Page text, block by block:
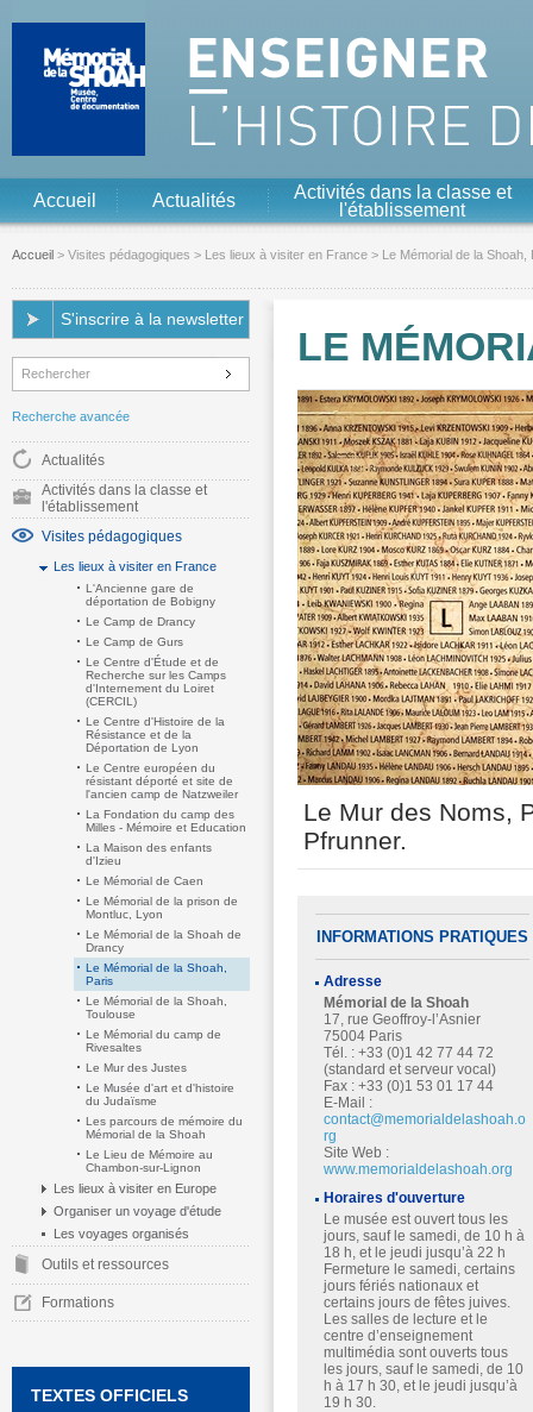
Accueil Actualités
Activités dans la classe et
l'établissement
Accueil > Visites pédagogiques > Les lieux à visiter en France > Le Mémorial de la Shoah,
S'inscrire à la newsletter
Recherche avancée
Actualités
Activités dans la classe et
l'établissement
Visites pédagogiques
Les lieux à visiter en France
L'Ancienne gare de
déportation de Bobigny
Le Camp de Drancy
Le Camp de Gurs
Le Centre d'Étude et de
Recherche sur les Camps
d'Internement du Loiret
(CERCIL)
Le Centre d'Histoire de la
Résistance et de la
Déportation de Lyon
Le Centre européen du
résistant déporté et site de
l'ancien camp de Natzweiler
La Fondation du camp des
Milles - Mémoire et Education
La Maison des enfants
d'Izieu
Le Mémorial de Caen
Le Mémorial de la prison de
Montluc, Lyon
Le Mémorial de la Shoah de
Drancy
Le Mémorial de la Shoah,
Paris
Le Mémorial de la Shoah,
Toulouse
Le Mémorial du camp de
Rivesaltes
Le Mur des Justes
Le Musée d'art et d'histoire
du Judaïsme
Les parcours de mémoire du
Mémorial de la Shoah
Le Lieu de Mémoire au
Chambon-sur-Lignon
Les lieux à visiter en Europe
Organiser un voyage d'étude
Les voyages organisés
Outils et ressources
Formations
TEXTES OFFICIELS
LE
Le Mur des Noms,
Pfrunner.
INFORMATIONS PRATIQUES
Adresse
Mémorial de la Shoah
17, rue Geoffroy-l’Asnier
75004 Paris
Tél. : +33 (0)1 42 77 44 72
(standard et serveur vocal)
Fax : +33 (0)1 53 01 17 44
E-Mail :
contact@memorialdelashoah.o
rg
Site Web :
www.memorialdelashoah.org
Horaires d'ouverture
Le musée est ouvert tous les
jours, sauf le samedi, de 10 h à
18 h, et le jeudi jusqu’à 22 h
Fermeture le samedi, certains
jours fériés nationaux et
certains jours de fêtes juives.
Les salles de lecture et le
centre d’enseignement
multimédia sont ouverts tous
les jours, sauf le samedi, de 10
h à 17 h 30, et le jeudi jusqu’à
19 h 30.